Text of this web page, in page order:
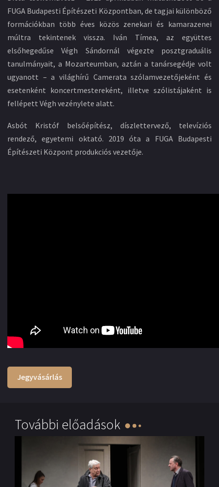
FUGA Budapesti Építészeti Központban, de tagjai különböző
formációkban több éves közös zenekari és kamarazenei
múltra tekintenek vissza. Iván Tímea, az együttes
elsőhegedűse Végh Sándornál végezte posztgraduális
tanulmányait, a Mozarteumban, aztán a tanársegédje volt
ugyanott – a világhírű Camerata szólamvezetőjeként és
esetenként koncertmestereként, illetve szólistájaként is
fellépett Végh vezénylete alatt.
Asbót Kristóf belsőépítész, díszlettervező, televíziós
rendező, egyetemi oktató. 2019 óta a FUGA Budapesti
Építészeti Központ produkciós vezetője.
Jegyvásárlás
További előadások